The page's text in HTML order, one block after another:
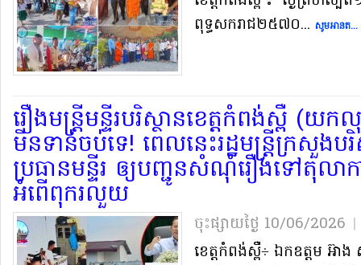
ពុទ្ធ​សករាជ​២៥៧០... សូមអានត...
រឿង​មន្ត្រី​មន្ទីរ​បរិស្ថាន​ខេត្ត​កំពង់ស្ពឺ (​
មិនទាន់​ចប់​ទេ​! ពេល​នេះ​រដ្ឋមន្ត្រី​ក្រសួង​
ប្រធាន​មន្ទីរ ឲ្យ​បញ្ជូន​សំណុំរឿង​ទៅ​តុលាក
អំពើពុករលួយ
ចុះផ្សាយថ្ងៃ​ 10/06/2026 |
ខេត្ត​កំពង់ស្ពឺ​÷ ឯកឧត្តម អ៊ាង